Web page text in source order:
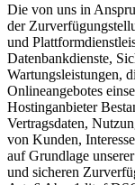
Die von uns in
der
und
Datenbankdienste,
Wartungsleistungen,
Onlineangebotes
Hostinganbieter
Vertragsdaten,
von Kunden,
auf Grundlage
und sicheren